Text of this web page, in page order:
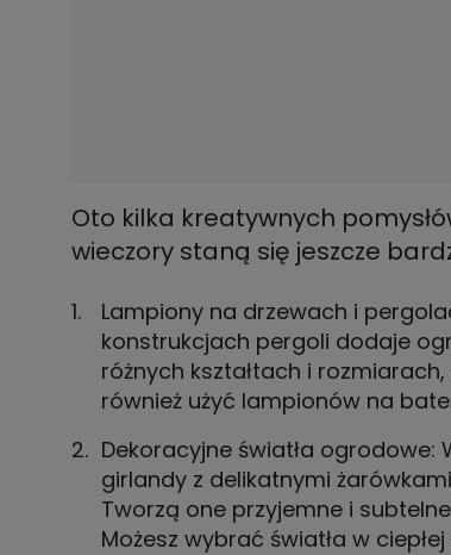
Oto kilka kreatywnych
wieczory staną się jeszcze
Lampiony na drzewach i
konstrukcjach pergoli dodaje
różnych kształtach i
również użyć lampionów na
Dekoracyjne światła ogrodowe:
girlandy z delikatnymi
Tworzą one przyjemne i
Możesz wybrać światła w